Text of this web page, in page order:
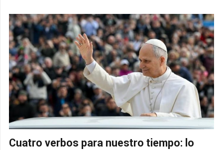
Cuatro verbos para nuestro tiempo: lo